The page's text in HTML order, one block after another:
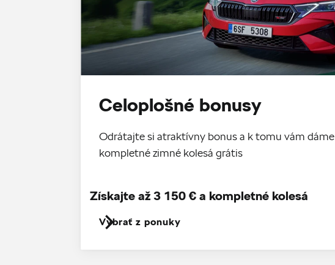
Celoplošné bonusy
Odrátajte si atraktívny bonus a k tomu vám dáme
kompletné zimné kolesá grátis
Vybrať z ponuky
Získajte až 3 150 € a kompletné kolesá